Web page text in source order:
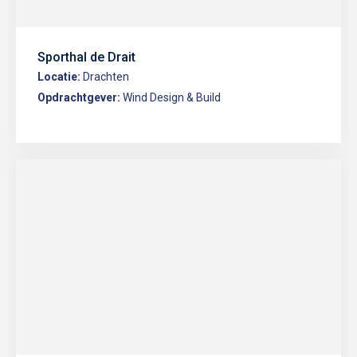
Sporthal de Drait
Locatie: Drachten
Opdrachtgever: Wind Design & Build